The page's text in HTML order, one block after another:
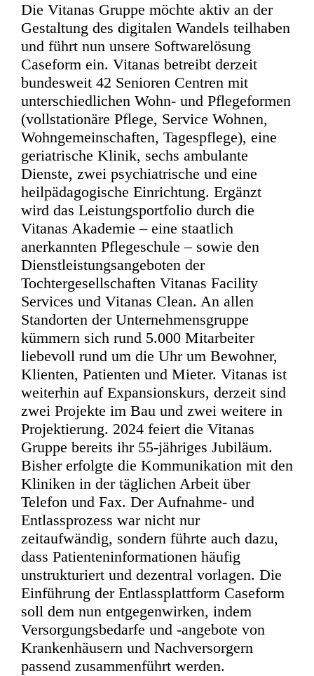
Die Vitanas Gruppe möchte aktiv an der
Gestaltung des digitalen Wandels teilhaben
und führt nun unsere Softwarelösung
Caseform ein. Vitanas betreibt derzeit
bundesweit 42 Senioren Centren mit
unterschiedlichen Wohn- und Pflegeformen
(vollstationäre Pflege, Service Wohnen,
Wohngemeinschaften, Tagespflege), eine
geriatrische Klinik, sechs ambulante
Dienste, zwei psychiatrische und eine
heilpädagogische Einrichtung. Ergänzt
wird das Leistungsportfolio durch die
Vitanas Akademie – eine staatlich
anerkannten Pflegeschule – sowie den
Dienstleistungsangeboten der
Tochtergesellschaften Vitanas Facility
Services und Vitanas Clean. An allen
Standorten der Unternehmensgruppe
kümmern sich rund 5.000 Mitarbeiter
liebevoll rund um die Uhr um Bewohner,
Klienten, Patienten und Mieter. Vitanas ist
weiterhin auf Expansionskurs, derzeit sind
zwei Projekte im Bau und zwei weitere in
Projektierung. 2024 feiert die Vitanas
Gruppe bereits ihr 55-jähriges Jubiläum.
Bisher erfolgte die Kommunikation mit den
Kliniken in der täglichen Arbeit über
Telefon und Fax. Der Aufnahme- und
Entlassprozess war nicht nur
zeitaufwändig, sondern führte auch dazu,
dass Patienteninformationen häufig
unstrukturiert und dezentral vorlagen. Die
Einführung der Entlassplattform Caseform
soll dem nun entgegenwirken, indem
Versorgungsbedarfe und -angebote von
Krankenhäusern und Nachversorgern
passend zusammenführt werden.